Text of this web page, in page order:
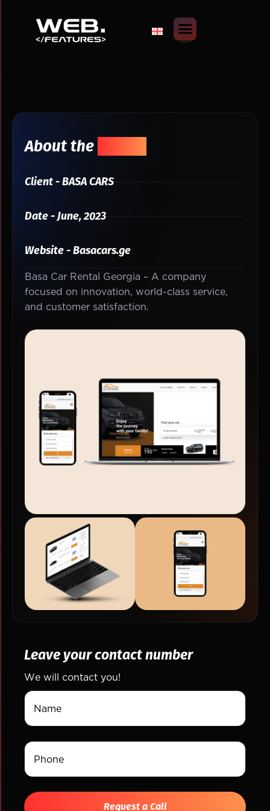
About the
Client - BASA CARS
Date - June, 2023
Website - Basacars.ge
Basa Car Rental Georgia – A company
focused on innovation, world-class service,
and customer satisfaction.
Leave your contact number
We will contact you!